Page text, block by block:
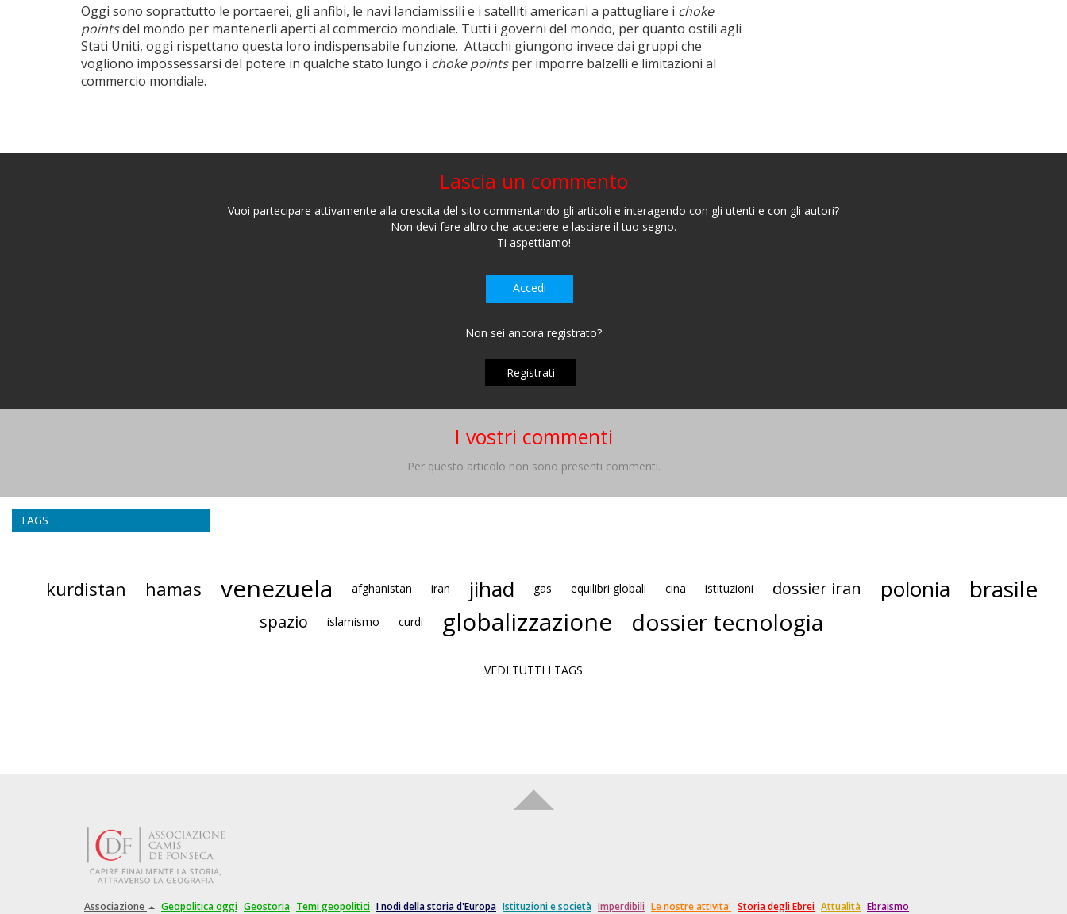
Oggi sono soprattutto le portaerei, gli anfibi, le navi lanciamissili e i satelliti americani a pattugliare i choke
pointsdel mondo per mantenerli aperti al commercio mondiale. Tutti i governi del mondo, per quanto ostili agli
Stati Uniti, oggi rispettano questa loro indispensabile funzione. Attacchi giungono invece dai gruppi che
vogliono impossessarsi del potere in qualche stato lungo i choke pointsper imporre balzelli e limitazioni al
commercio mondiale.
Lascia un commento
Vuoi partecipare attivamente alla crescita del sito commentando gli articoli e interagendo con gli utenti e con gli autori?
Non devi fare altro che accedere e lasciare il tuo segno.
Ti aspettiamo!
Accedi
Non sei ancora registrato?
Registrati
I vostri commenti
Per questo articolo non sono presenti commenti.
TAGS
kurdistan hamas venezuela afghanistan iran jihad gas equilibri globali cina istituzioni dossier iran polonia brasile
spazio islamismo curdi globalizzazione dossier tecnologia
VEDI TUTTI I TAGS
Associazione Geopolitica oggi Geostoria Temi geopolitici I nodi della storia d'Europa Istituzioni e società Imperdibili Le nostre attivita' Storia degli Ebrei Attualità Ebraismo